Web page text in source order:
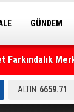
GÜNDEM
ALTIN 6659.71